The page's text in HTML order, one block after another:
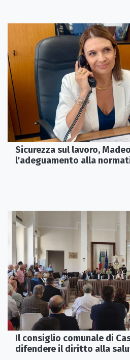
Sicurezza sul lavoro,
l'adeguamento alla
Il consiglio comunale di
difendere il diritto alla